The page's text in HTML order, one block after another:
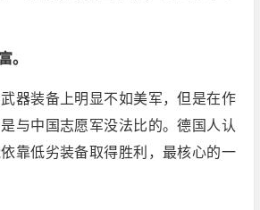
。
器装备上明显不如美军，但是在作
与中国志愿军没法比的。德国人认
靠低劣装备取得胜利，最核心的一